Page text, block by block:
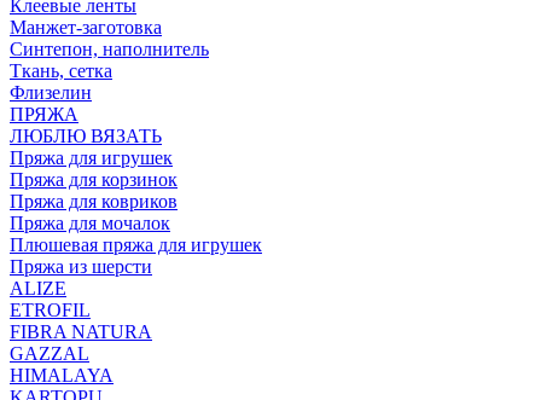
Клеевые ленты
Манжет-заготовка
Синтепон, наполнитель
Ткань, сетка
Флизелин
ПРЯЖА
ЛЮБЛЮ ВЯЗАТЬ
Пряжа для игрушек
Пряжа для корзинок
Пряжа для ковриков
Пряжа для мочалок
Плюшевая пряжа для игрушек
Пряжа из шерсти
ALIZE
ETROFIL
FIBRA NATURA
GAZZAL
HIMALAYA